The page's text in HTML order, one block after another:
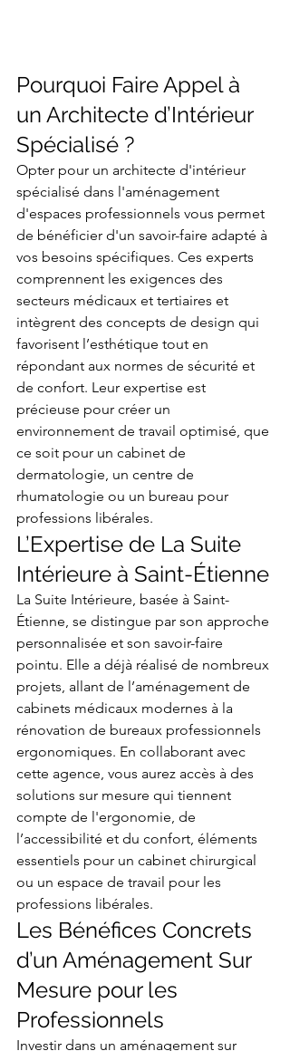
Pourquoi Faire Appel à
un Architecte d’Intérieur
Spécialisé ?
Opter pour un architecte d'intérieur
spécialisé dans l'aménagement
d'espaces professionnels vous permet
de bénéficier d'un savoir-faire adapté à
vos besoins spécifiques. Ces experts
comprennent les exigences des
secteurs médicaux et tertiaires et
intègrent des concepts de design qui
favorisent l’esthétique tout en
répondant aux normes de sécurité et
de confort. Leur expertise est
précieuse pour créer un
environnement de travail optimisé, que
ce soit pour un cabinet de
dermatologie, un centre de
rhumatologie ou un bureau pour
professions libérales.
L’Expertise de La Suite
Intérieure à Saint-Étienne
La Suite Intérieure, basée à Saint-
Étienne, se distingue par son approche
personnalisée et son savoir-faire
pointu. Elle a déjà réalisé de nombreux
projets, allant de l’aménagement de
cabinets médicaux modernes à la
rénovation de bureaux professionnels
ergonomiques. En collaborant avec
cette agence, vous aurez accès à des
solutions sur mesure qui tiennent
compte de l'ergonomie, de
l’accessibilité et du confort, éléments
essentiels pour un cabinet chirurgical
ou un espace de travail pour les
professions libérales.
Les Bénéfices Concrets
d’un Aménagement Sur
Mesure pour les
Professionnels
Investir dans un aménagement sur